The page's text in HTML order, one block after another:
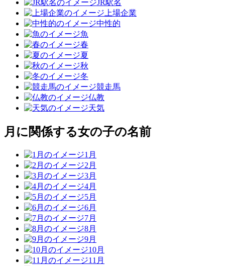
JR駅名
上場企業
中性的
魚
春
夏
秋
冬
競走馬
仏教
天気
月に関係する女の子の名前
1月
2月
3月
4月
5月
6月
7月
8月
9月
10月
11月